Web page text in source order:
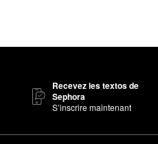
Recevez les textos de
Sephora
S’inscrire maintenant